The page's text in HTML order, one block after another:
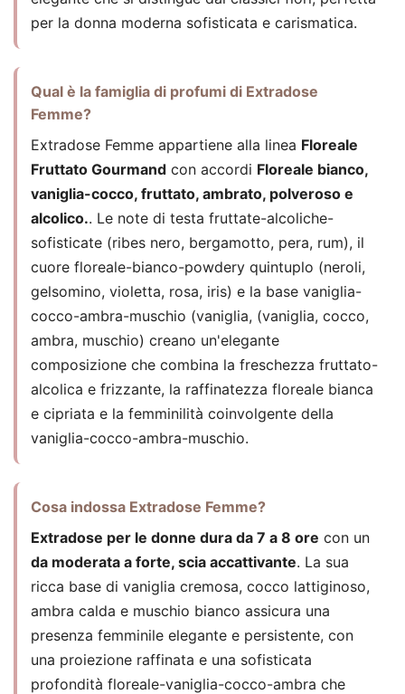
per la donna moderna sofisticata e carismatica.
Qual è la famiglia di profumi di Extradose
Femme?
Extradose Femme appartiene alla linea Floreale
Fruttato Gourmand con accordi Floreale bianco,
vaniglia-cocco, fruttato, ambrato, polveroso e
alcolico.. Le note di testa fruttate-alcoliche-
sofisticate (ribes nero, bergamotto, pera, rum), il
cuore floreale-bianco-powdery quintuplo (neroli,
gelsomino, violetta, rosa, iris) e la base vaniglia-
cocco-ambra-muschio (vaniglia, (vaniglia, cocco,
ambra, muschio) creano un'elegante
composizione che combina la freschezza fruttato-
alcolica e frizzante, la raffinatezza floreale bianca
e cipriata e la femminilità coinvolgente della
vaniglia-cocco-ambra-muschio.
Cosa indossa Extradose Femme?
Extradose per le donne dura da 7 a 8 ore con un
da moderata a forte, scia accattivante. La sua
ricca base di vaniglia cremosa, cocco lattiginoso,
ambra calda e muschio bianco assicura una
presenza femminile elegante e persistente, con
una proiezione raffinata e una sofisticata
profondità floreale-vaniglia-cocco-ambra che